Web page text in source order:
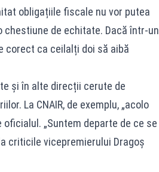
obligațiile fiscale nu vor putea
chestiune de echitate. Dacă într-un
corect ca ceilalți doi să aibă
și în alte direcții cerute de
La CNAIR, de exemplu, „acolo
„Suntem departe de ce se
criticile vicepremierului Dragoș